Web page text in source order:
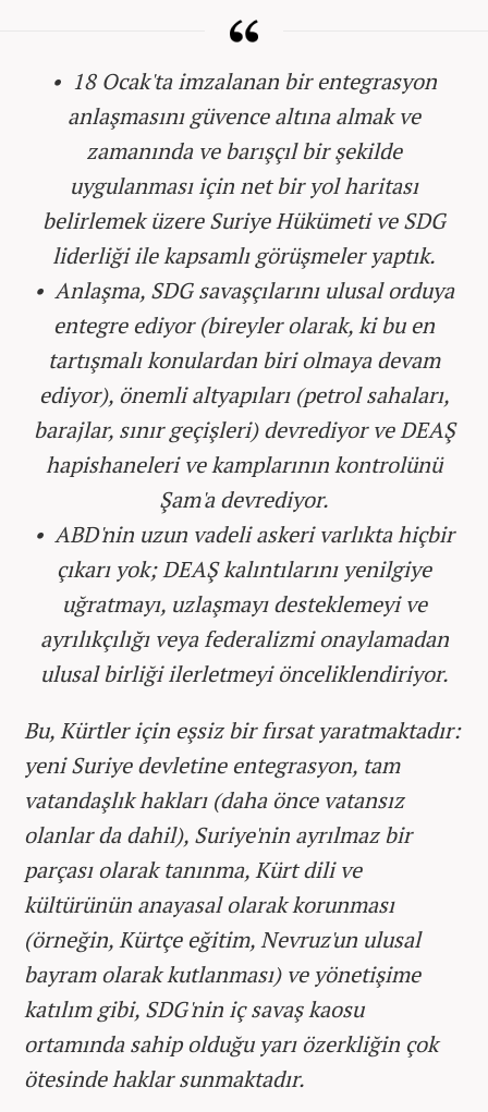
• 18 Ocak'ta imzalanan bir entegrasyon
anlaşmasını güvence altına almak ve
zamanında ve barışçıl bir şekilde
uygulanması için net bir yol haritası
belirlemek üzere Suriye Hükümeti ve SDG
liderliği ile kapsamlı görüşmeler yaptık.
• Anlaşma, SDG savaşçılarını ulusal orduya
entegre ediyor (bireyler olarak, ki bu en
tartışmalı konulardan biri olmaya devam
ediyor), önemli altyapıları (petrol sahaları,
barajlar, sınır geçişleri) devrediyor ve DEAŞ
hapishaneleri ve kamplarının kontrolünü
Şam'a devrediyor.
• ABD'nin uzun vadeli askeri varlıkta hiçbir
çıkarı yok; DEAŞ kalıntılarını yenilgiye
uğratmayı, uzlaşmayı desteklemeyi ve
ayrılıkçılığı veya federalizmi onaylamadan
ulusal birliği ilerletmeyi önceliklendiriyor.
Bu, Kürtler için eşsiz bir fırsat yaratmaktadır:
yeni Suriye devletine entegrasyon, tam
vatandaşlık hakları (daha önce vatansız
olanlar da dahil), Suriye'nin ayrılmaz bir
parçası olarak tanınma, Kürt dili ve
kültürünün anayasal olarak korunması
(örneğin, Kürtçe eğitim, Nevruz'un ulusal
bayram olarak kutlanması) ve yönetişime
katılım gibi, SDG'nin iç savaş kaosu
ortamında sahip olduğu yarı özerkliğin çok
ötesinde haklar sunmaktadır.